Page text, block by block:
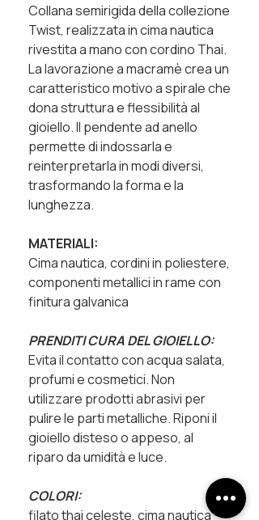
Collana semirigida della collezione
Twist, realizzata in cima nautica
rivestita a mano con cordino Thai.
La lavorazione a macramè crea un
caratteristico motivo a spirale che
dona struttura e flessibilità al
gioiello. Il pendente ad anello
permette di indossarla e
reinterpretarla in modi diversi,
trasformando la forma e la
lunghezza.
MATERIALI:
Cima nautica, cordini in poliestere,
componenti metallici in rame con
finitura galvanica
PRENDITI CURA DEL GIOIELLO:
Evita il contatto con acqua salata,
profumi e cosmetici. Non
utilizzare prodotti abrasivi per
pulire le parti metalliche. Riponi il
gioiello disteso o appeso, al
riparo da umidità e luce.
COLORI:
filato thai celeste, cima nautica